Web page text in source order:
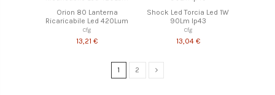
Orion 80 Lanterna
Ricaricabile Led 420Lum
Cfg
13,21 €
Shock Led Torcia Led 1W
90Lm Ip43
Cfg
13,04 €
1 2